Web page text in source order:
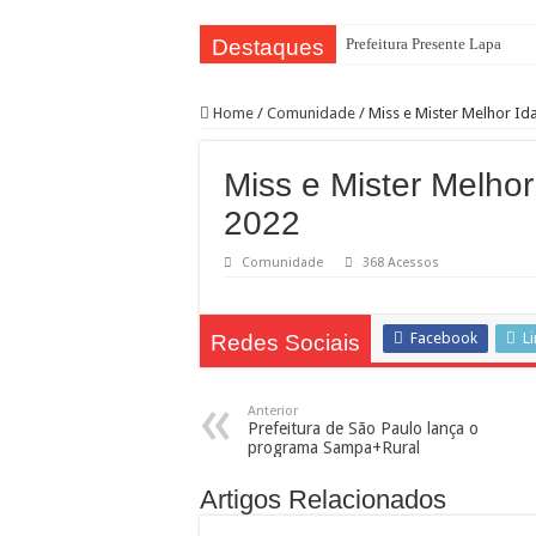
Destaques Prefeitura Presente Lapa
4 novos Bosques Urbanos
WST Burguer: uma história
Prefeitura leva ações de
Saiba como realizar serviços
Home / Comunidade / Miss e Mister Melhor
Miss e Mister
2022
Comunidade 368 Acessos
Redes Sociais Facebook
Anterior
Prefeitura de São Paulo lança o
programa Sampa+Rural
Artigos Relacionados